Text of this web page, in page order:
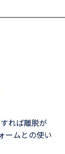
れば離脱が
ームとの使い